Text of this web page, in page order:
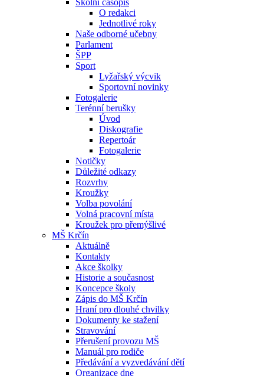
Školní časopis
O redakci
Jednotlivé roky
Naše odborné učebny
Parlament
ŠPP
Sport
Lyžařský výcvik
Sportovní novinky
Fotogalerie
Terénní berušky
Úvod
Diskografie
Repertoár
Fotogalerie
Notičky
Důležité odkazy
Rozvrhy
Kroužky
Volba povolání
Volná pracovní místa
Kroužek pro přemýšlivé
MŠ Krčín
Aktuálně
Kontakty
Akce školky
Historie a současnost
Koncepce školy
Zápis do MŠ Krčín
Hraní pro dlouhé chvilky
Dokumenty ke stažení
Stravování
Přerušení provozu MŠ
Manuál pro rodiče
Předávání a vyzvedávání dětí
Organizace dne